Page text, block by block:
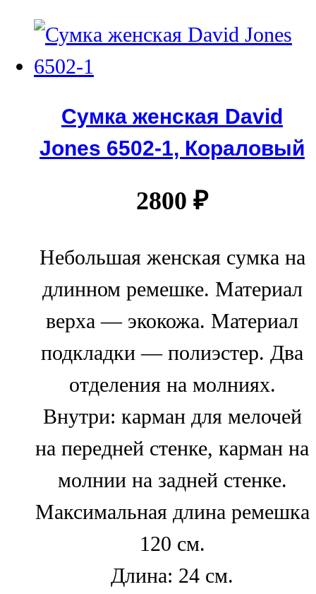
Сумка женская David
Jones 6502-1, Кораловый
2800 ₽
Небольшая женская сумка на
длинном ремешке. Материал
верха — экокожа. Материал
подкладки — полиэстер. Два
отделения на молниях.
Внутри: карман для мелочей
на передней стенке, карман на
молнии на задней стенке.
Максимальная длина ремешка
120 см.
Длина: 24 см.